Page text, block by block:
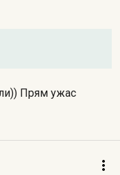
Прям ужас